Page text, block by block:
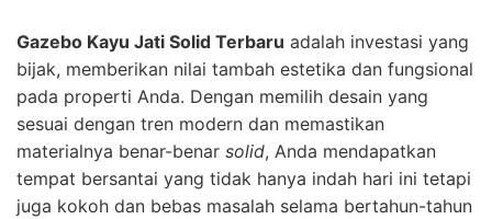
Gazebo Kayu Jati Solid Terbaru adalah investasi yang
bijak, memberikan nilai tambah estetika dan fungsional
pada properti Anda. Dengan memilih desain yang
sesuai dengan tren modern dan memastikan
materialnya benar-benar solid, Anda mendapatkan
tempat bersantai yang tidak hanya indah hari ini tetapi
juga kokoh dan bebas masalah selama bertahun-tahun